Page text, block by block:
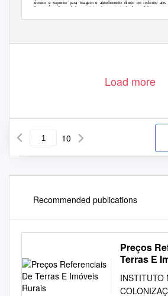
técnico e superior para triagem e atendimento direto ou indireto aos
Coronavírus, fica vedada a participação e contratação de candidatos
I–Não possuir idade igual ou superior a 60 (sessenta) anos, e
Load more
10
Recommended publications
Preços
Terras E
INSTITUTO